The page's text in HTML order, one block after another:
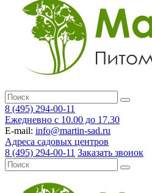
8 (495) 294-00-11
Ежедневно с 10.00 до 17.30
E-mail: info@martin-sad.ru
Адреса садовых центров
8 (495) 294-00-11 Заказать звонок